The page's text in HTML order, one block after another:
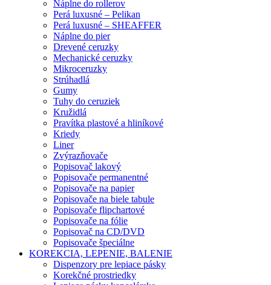
Náplne do rollerov
Perá luxusné – Pelikan
Perá luxusné – SHEAFFER
Náplne do pier
Drevené ceruzky
Mechanické ceruzky
Mikroceruzky
Strúhadlá
Gumy
Tuhy do ceruziek
Kružidlá
Pravítka plastové a hliníkové
Kriedy
Liner
Zvýrazňovače
Popisovač lakový
Popisovače permanentné
Popisovače na papier
Popisovače na biele tabule
Popisovače flipchartové
Popisovače na fólie
Popisovač na CD/DVD
Popisovače špeciálne
KOREKCIA, LEPENIE, BALENIE
Dispenzory pre lepiace pásky
Korekčné prostriedky